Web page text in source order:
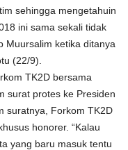
sehingga mengetahuin
ini sama sekali tidak
Muursalim ketika ditanya
(22/9).
TK2D bersama
surat protes ke Presiden
suratnya, Forkom TK2D
honorer. “Kalau
yang baru masuk tentu